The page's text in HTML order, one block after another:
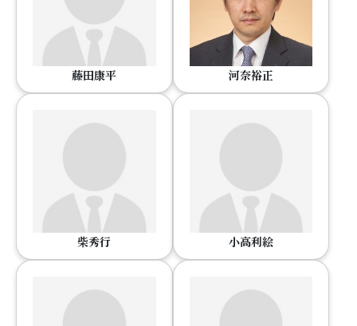
藤田康平 河奈裕正
柴秀行 小高利絵